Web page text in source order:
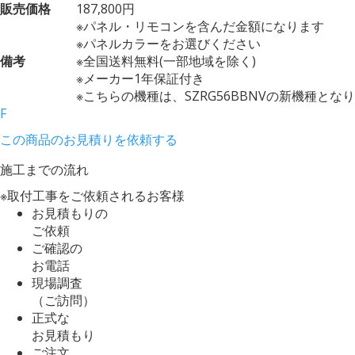
販売価格 187,800円
備考
※パネル・リモコンを含んだ金額になります
※パネルカラーをお選びください
※全国送料無料(一部地域を除く)
※メーカー1年保証付き
※こちらの機種は、SZRG56BBNVの新機種とな
F
この商品のお見積りを依頼する
施工までの流れ
※取付工事をご依頼されるお客様
お見積もりの
ご依頼
ご確認の
お電話
現場調査
（ご訪問）
正式な
お見積もり